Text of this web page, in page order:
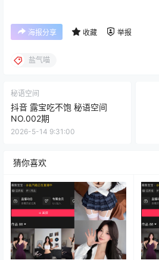
海报分享 收藏 举报
盐气喵
秘语空间
抖音 露宝吃不饱 秘语空间
NO.002期
2026-5-14 9:31:00
猜你喜欢